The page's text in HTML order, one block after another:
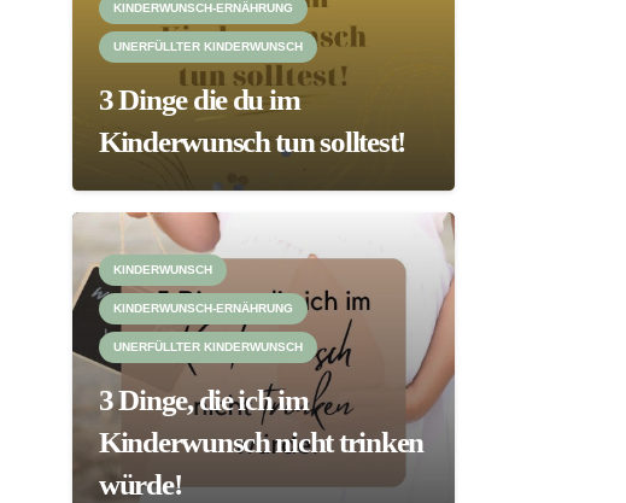
KINDERWUNSCH-ERNÄHRUNG
UNERFÜLLTER KINDERWUNSCH
3 Dinge die du im
Kinderwunsch tun solltest!
KINDERWUNSCH
KINDERWUNSCH-ERNÄHRUNG
UNERFÜLLTER KINDERWUNSCH
3 Dinge, die ich im
Kinderwunsch nicht trinken
würde!